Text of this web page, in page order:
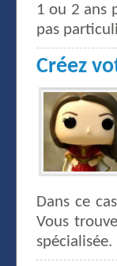
1 ou 2 ans
pas
Créez
Dans ce
Vous
spécialisée.